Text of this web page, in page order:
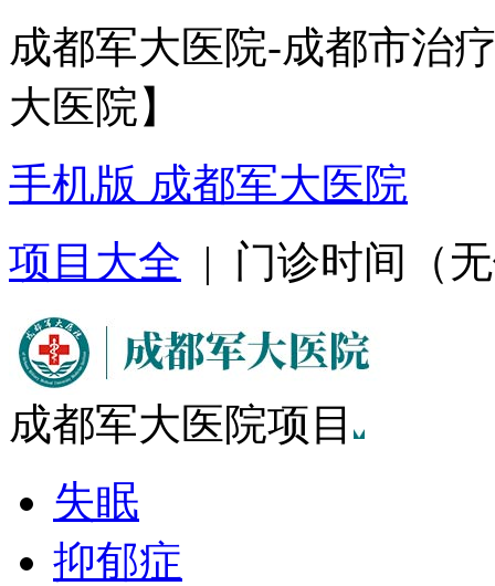
成都军大医院-成都市治
大医院】
手机版 成都军大医院
项目大全 | 门诊时间（
成都军大医院项目
失眠
抑郁症